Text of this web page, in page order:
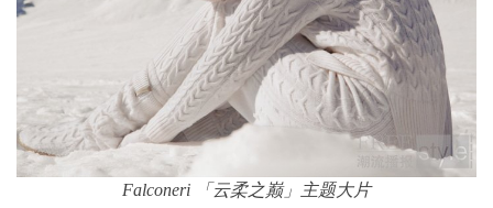
Falconeri 「云柔之巅」主题大片